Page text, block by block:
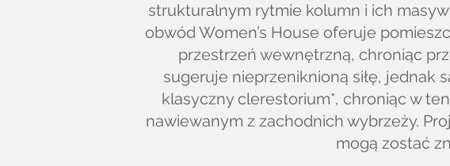
strukturalnym rytmie kolumn i ich
obwód Women’s House oferuje
przestrzeń wewnętrzną, chroniąc
sugeruje nieprzeniknioną siłę, jednak
klasyczny clerestorium*, chroniąc w
nawiewanym z zachodnich wybrzeży.
mogą zostać